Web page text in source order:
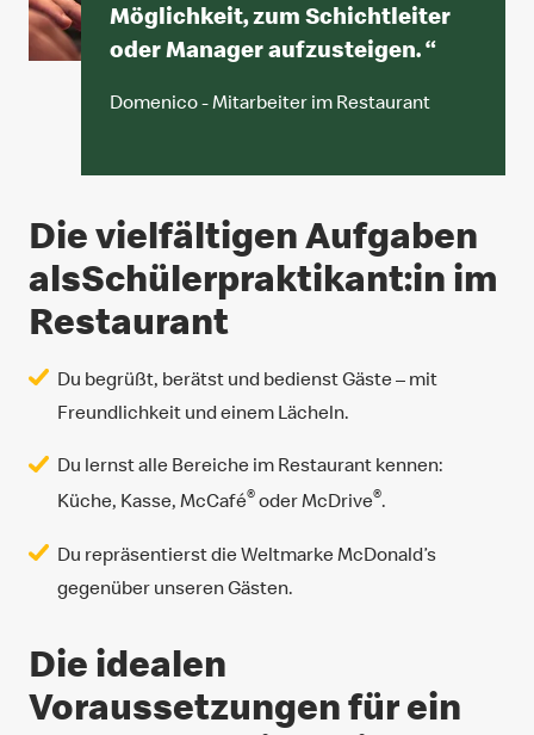
Möglichkeit, zum Schichtleiter
oder Manager aufzusteigen.“
Domenico - Mitarbeiter im Restaurant
Die vielfältigen Aufgaben
alsSchülerpraktikant:in im
Restaurant
Du begrüßt, berätst und bedienst Gäste – mit
Freundlichkeit und einem Lächeln.
Du lernst alle Bereiche im Restaurant kennen:
Küche, Kasse, McCafé®oder McDrive®.
Du repräsentierst die Weltmarke McDonald’s
gegenüber unseren Gästen.
Die idealen
Voraussetzungen für ein